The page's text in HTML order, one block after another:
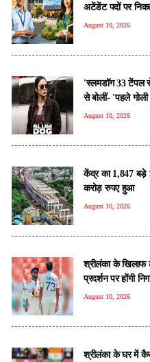
अटेंडेंट पदों पर
August 10, 2026
'स्लमडॉग 33 टेंपल
से बोलीं- 'पहले
August 10, 2026
केंद्र का 1,847 बड़े
करोड़ रुपए हुआ
August 10, 2026
श्रीलंका के खिलाफ
प्रदर्शन पर होंगी
August 10, 2026
श्रीलंका के घर में